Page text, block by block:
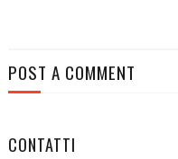
POST A COMMENT
CONTATTI